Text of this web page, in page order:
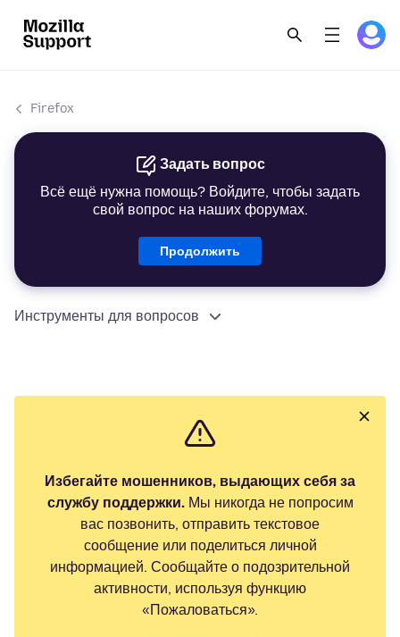
Firefox
Задать вопрос
Всё ещё нужна помощь? Войдите, чтобы задать
свой вопрос на наших форумах.
Продолжить
Инструменты для вопросов
Избегайте мошенников, выдающих себя за
службу поддержки.Мы никогда не попросим
вас позвонить, отправить текстовое
сообщение или поделиться личной
информацией. Сообщайте о подозрительной
активности, используя функцию
«Пожаловаться».